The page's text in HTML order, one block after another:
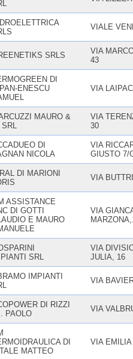
VIALE
SRLS
VIA
43
DI
ENESCU
VIA
MAURO &
SRL
VIA
30
DI
NICOLA
VIA
GIUSTO 7/
DI MARIONI
VIA
ASSISTANCE
DI GOTTI
E MAURO
VIA
SRL
VIA
JULIA, 16
IMPIANTI
VIA
DI RIZZI
PAOLO
VIA
DI
MATTEO
VIA EMILIA